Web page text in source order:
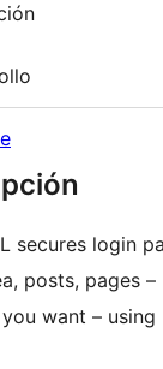
secures login
posts, pages –
want – using